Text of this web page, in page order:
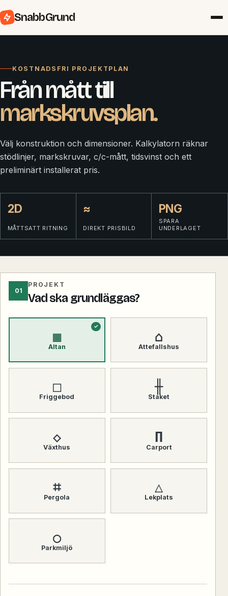
SnabbGrund
KOSTNADSFRI PROJEKTPLAN
Från mått till
markskruvsplan.
Välj konstruktion och dimensioner. Kalkylatorn räknar
stödlinjer, markskruvar, c/c-mått, tidsvinst och ett
preliminärt installerat pris.
2D
MÅTTSATT RITNING
≈
DIREKT PRISBILD
PNG
SPARA
UNDERLAGET
01
PROJEKT
Vad ska grundläggas?
▦
Altan
⌂
Attefallshus
□
Friggebod
╫
Staket
◇
Växthus
Π
Carport
⌗
Pergola
△
Lekplats
○
Parkmiljö